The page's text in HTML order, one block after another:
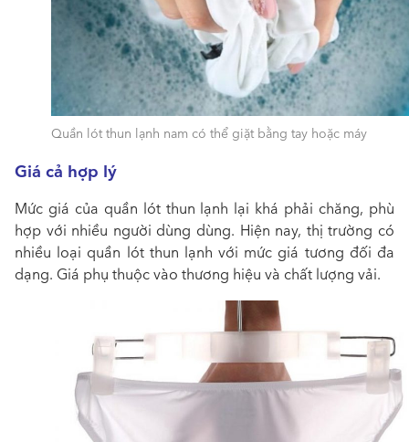
Quần lót thun lạnh nam có thể giặt bằng tay hoặc máy
Giá cả hợp lý
Mức giá của quần lót thun lạnh lại khá phải chăng, phù
hợp với nhiều người dùng dùng. Hiện nay, thị trường có
nhiều loại quần lót thun lạnh với mức giá tương đối đa
dạng. Giá phụ thuộc vào thương hiệu và chất lượng vải.